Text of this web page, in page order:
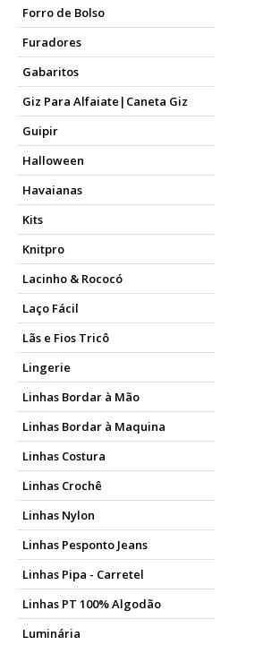
Forro de Bolso
Furadores
Gabaritos
Giz Para Alfaiate|Caneta Giz
Guipir
Halloween
Havaianas
Kits
Knitpro
Lacinho & Rococó
Laço Fácil
Lãs e Fios Tricô
Lingerie
Linhas Bordar à Mão
Linhas Bordar à Maquina
Linhas Costura
Linhas Crochê
Linhas Nylon
Linhas Pesponto Jeans
Linhas Pipa - Carretel
Linhas PT 100% Algodão
Luminária